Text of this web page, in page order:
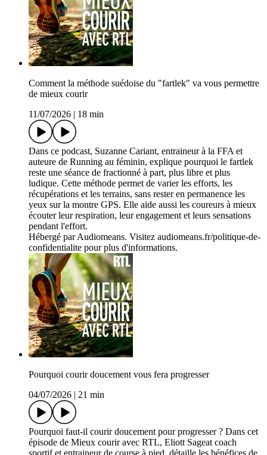
Comment la méthode suédoise du "fartlek" va vous permettre
de mieux courir
11/07/2026
18 min
Dans ce podcast, Suzanne Cariant, entraineur à la FFA et
auteure de Running au féminin, explique pourquoi le fartlek
reste une séance de fractionné à part, plus libre et plus
ludique. Cette méthode permet de varier les efforts, les
récupérations et les terrains, sans rester en permanence les
yeux sur la montre GPS. Elle aide aussi les coureurs à mieux
écouter leur respiration, leur engagement et leurs sensations
pendant l'effort.
Hébergé par Audiomeans. Visitez audiomeans.fr/politique-de-
confidentialite pour plus d'informations.
Pourquoi courir doucement vous fera progresser
04/07/2026
21 min
Pourquoi faut-il courir doucement pour progresser ? Dans cet
épisode de Mieux courir avec RTL, Eliott Sageat coach